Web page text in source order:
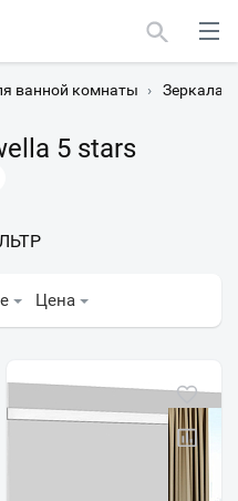
ванной комнаты › Зеркала
5 stars
Цена